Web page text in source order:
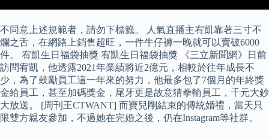
不同意上述規範者，請勿下標籤。 人氣直播主宥凱靠著三寸不
爛之舌，在網路上銷售超旺，一件牛仔褲一晚就可以賣破6000
件。 宥凱生日福袋抽獎 宥凱生日福袋抽獎 《三立新聞網》日前
訪問宥凱，他透露2021年業績將近2億元，相較於往年成長不
少，為了鼓勵員工這一年來的努力，他最多包了7個月的年終獎
金給員工，甚至加碼獎金，尾牙更是故意猜拳輸員工，千元大鈔
大放送。 [周刊王CTWANT] 而寶兒剛結束的傳統婚禮，當天只
限雙方親友參加，不過她在完婚之後，仍在Instagram等社群。